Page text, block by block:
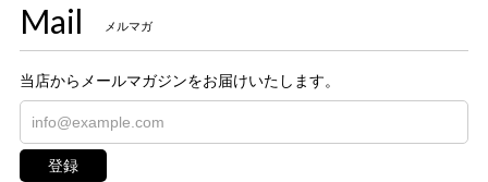
Mail メルマガ
当店からメールマガジンをお届けいたします。
登録